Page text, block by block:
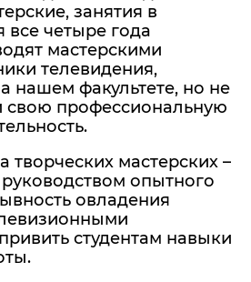
занятия в
все четыре года
мастерскими
телевидения,
нашем факультете, но не
профессиональную
творческих мастерских –
опытного
овладения
студентам навыки